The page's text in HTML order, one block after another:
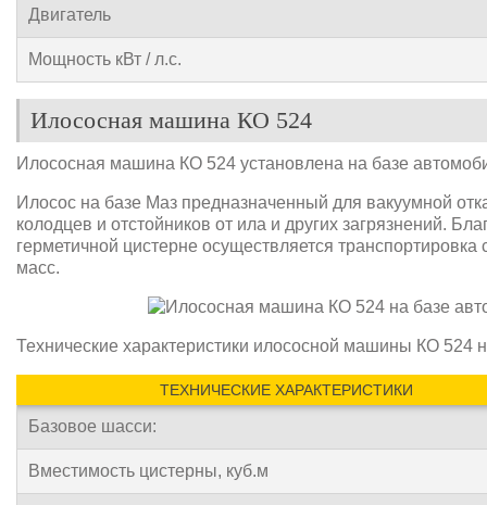
Двигатель
Мощность кВт / л.с.
Илососная машина КО 524
Илососная машина КО 524 установлена на базе
Илосос на базе Маз предназначенный для вакуумной
колодцев и отстойников от ила и других загрязнений.
герметичной цистерне осуществляется
масс.
Технические характеристики илососной машины КО 524
ТЕХНИЧЕСКИЕ ХАРАКТЕРИСТИКИ
Базовое шасси:
Вместимость цистерны, куб.м